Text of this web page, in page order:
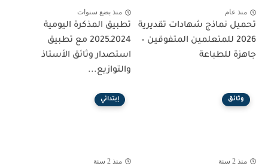
منذ عام
تحميل نماذج شهادات تقديرية
2026 للمتعلمين المتفوقين –
جاهزة للطباعة
منذ بضع سنوات
تطبيق المذكرة اليومية
2024ـ2025 مع تطبيق
استصدار وثائق الأستاذ
والتوازيع...
وثائق
منذ 2 سنة
إبتدائي
منذ 2 سنة